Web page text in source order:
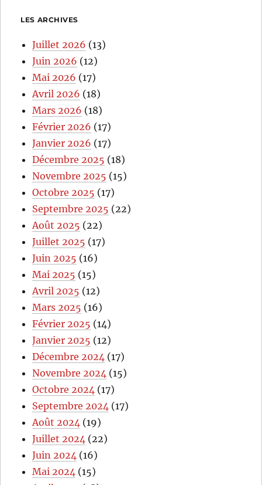
LES ARCHIVES
Juillet 2026 (13)
Juin 2026 (12)
Mai 2026 (17)
Avril 2026 (18)
Mars 2026 (18)
Février 2026 (17)
Janvier 2026 (17)
Décembre 2025 (18)
Novembre 2025 (15)
Octobre 2025 (17)
Septembre 2025 (22)
Août 2025 (22)
Juillet 2025 (17)
Juin 2025 (16)
Mai 2025 (15)
Avril 2025 (12)
Mars 2025 (16)
Février 2025 (14)
Janvier 2025 (12)
Décembre 2024 (17)
Novembre 2024 (15)
Octobre 2024 (17)
Septembre 2024 (17)
Août 2024 (19)
Juillet 2024 (22)
Juin 2024 (16)
Mai 2024 (15)